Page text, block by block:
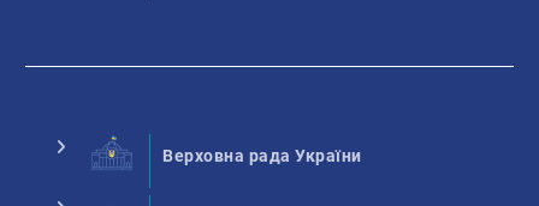
Верховна рада України